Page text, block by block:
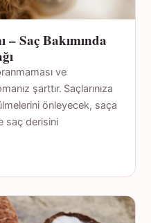
– Saç Bakımında
ve
şarttır. Saçlarınıza
önleyecek, saça
saç derisini